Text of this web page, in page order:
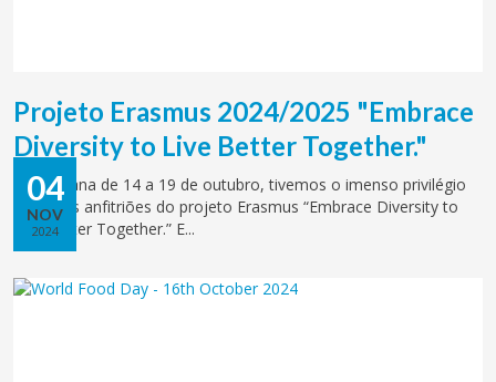
04
NOV
2024
Projeto Erasmus 2024/2025 "Embrace
Diversity to Live Better Together."
Na semana de 14 a 19 de outubro, tivemos o imenso privilégio
de ser os anfitriões do projeto Erasmus “Embrace Diversity to
Live Better Together.” E...